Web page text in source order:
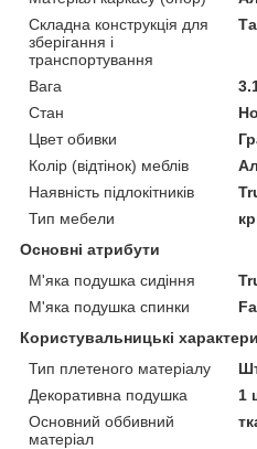
Складна конструкція для
зберігання і
транспортування
Вага
Стан
Цвет обивки
Колір (відтінок) меблів
Наявність підлокітників
Тип мебели
Основні атрибути
М'яка подушка сидіння
М'яка подушка спинки
Користувальницькі
Тип плетеного матеріалу
Декоративна подушка
1
Основний оббивний
матеріал